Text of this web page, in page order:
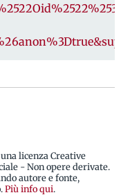
licenza Creative
- Non opere derivate.
autore e fonte,
Più info qui.